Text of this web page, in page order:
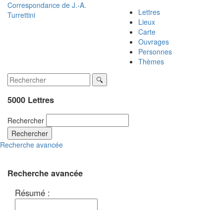
Correspondance de J.-A.
Turrettini
Lettres
Lieux
Carte
Ouvrages
Personnes
Thèmes
5000 Lettres
Rechercher
Rechercher
Recherche avancée
Recherche avancée
Résumé :